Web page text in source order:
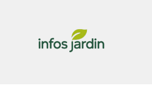
contenu